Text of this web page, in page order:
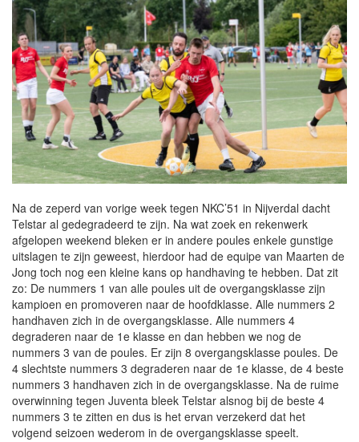
Na de zeperd van vorige week tegen NKC’51 in Nijverdal dacht
Telstar al gedegradeerd te zijn. Na wat zoek en rekenwerk
afgelopen weekend bleken er in andere poules enkele gunstige
uitslagen te zijn geweest, hierdoor had de equipe van Maarten de
Jong toch nog een kleine kans op handhaving te hebben. Dat zit
zo: De nummers 1 van alle poules uit de overgangsklasse zijn
kampioen en promoveren naar de hoofdklasse. Alle nummers 2
handhaven zich in de overgangsklasse. Alle nummers 4
degraderen naar de 1e klasse en dan hebben we nog de
nummers 3 van de poules. Er zijn 8 overgangsklasse poules. De
4 slechtste nummers 3 degraderen naar de 1e klasse, de 4 beste
nummers 3 handhaven zich in de overgangsklasse. Na de ruime
overwinning tegen Juventa bleek Telstar alsnog bij de beste 4
nummers 3 te zitten en dus is het ervan verzekerd dat het
volgend seizoen wederom in de overgangsklasse speelt.